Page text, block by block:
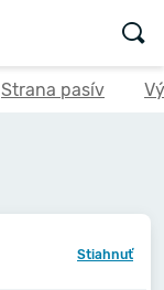
Strana pasív
Stiahnuť